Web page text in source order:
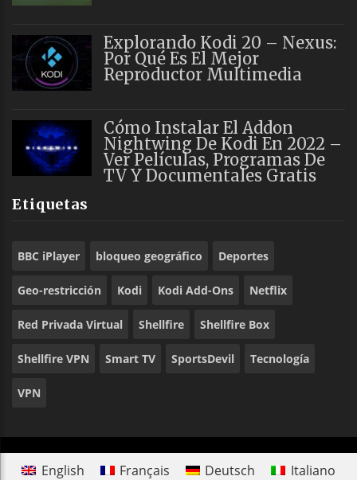
Explorando Kodi 20 – Nexus:
Por Qué Es El Mejor
Reproductor Multimedia
Cómo Instalar El Addon
Nightwing De Kodi En 2022 –
Ver Películas, Programas De
TV Y Documentales Gratis
Etiquetas
BBC iPlayer bloqueo geográfico Deportes
Geo-restricción Kodi Kodi Add-Ons Netflix
Red Privada Virtual Shellfire Shellfire Box
Shellfire VPN Smart TV SportsDevil Tecnología
VPN
English Français Deutsch Italiano